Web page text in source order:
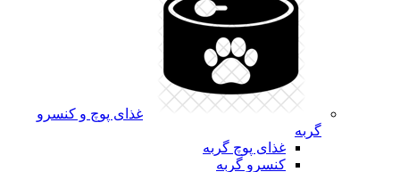
غذای پوچ و کنسرو
گربه
غذای پوچ گربه
کنسرو گربه